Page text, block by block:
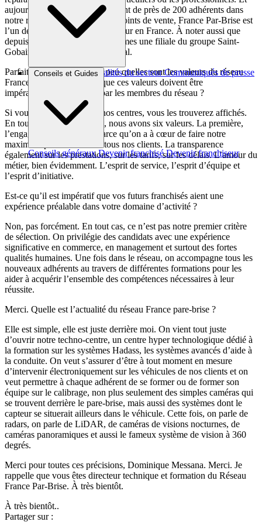
Brèves et actus Actualités du secteur Communiqués de presse
Conseils et Guides
Conseils généraux Devenir franchisé Devenir franchiseur
aujourd’hui, grâce à l’engagement de près de 200 adhérents dans
notre réseau, dans plus de 600 points de vente, France Par-Brise est
l’un des acteurs majeurs du secteur en France. À noter aussi que
depuis bientôt 10 ans, nous sommes une filiale du groupe Saint-
Gobain, le second verrier mondial.
Parfait. Alors, dites-moi un peu quelles sont les valeurs du réseau
France Par-Brise et est-ce que ces valeurs doivent être
impérativement partagées par les membres du réseau ?
Si vous allez dans l’un de nos centres, vous les trouverez affichés.
En tout cas, dans la plupart, nous avons six valeurs. La première,
l’engagement personnel, parce qu’on a à cœur de faire notre
maximum pour bien servir tous nos clients. La transparence
également sur les prestations, sur les tarifs, sur les délais. L’amour du
métier, bien évidemment. L’esprit de service, l’esprit d’équipe et
l’esprit d’initiative.
Est-ce qu’il est impératif que vos futurs franchisés aient une
expérience préalable dans votre domaine d’activité ?
Non, pas forcément. En tout cas, ce n’est pas notre premier critère
de sélection. On privilégie des candidats avec une expérience
significative en commerce, en management et surtout des fortes
qualités humaines. Une fois dans le réseau, on accompagne tous les
nouveaux adhérents au travers de différentes formations pour les
aider à acquérir l’ensemble des compétences nécessaires à leur
réussite.
Merci. Quelle est l’actualité du réseau France pare-brise ?
Elle est simple, elle est juste derrière moi. On vient tout juste
d’ouvrir notre techno-centre, un centre hyper technologique dédié à
la formation sur les systèmes Hadass, les systèmes avancés d’aide à
la conduite. On veut s’assurer d’être à tout moment en mesure
d’intervenir électroniquement sur les véhicules de nos clients et on
veut permettre à chaque adhérent de se former ou de former son
équipe sur le calibrage, non plus seulement des simples caméras qui
se trouvent derrière le pare-brise, mais aussi des systèmes dont le
capteur se situerait ailleurs dans le véhicule. Cette fois, on parle de
radars, on parle de LiDAR, de caméras de visions nocturnes, de
caméras panoramiques et aussi le fameux système de vision à 360
degrés.
Merci pour toutes ces précisions, Dominique Messana. Merci. Je
rappelle que vous êtes directeur technique et formation du Réseau
France Par-Brise. À très bientôt.
À très bientôt..
Partager sur :